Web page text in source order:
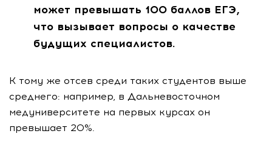
может превышать 100 баллов ЕГЭ,
что вызывает вопросы о качестве
будущих специалистов.
К тому же отсев среди таких студентов выше
среднего: например, в Дальневосточном
медуниверситете на первых курсах он
превышает 20%.